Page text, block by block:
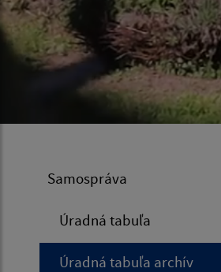
Samospráva
Úradná tabuľa
Úradná tabuľa archív